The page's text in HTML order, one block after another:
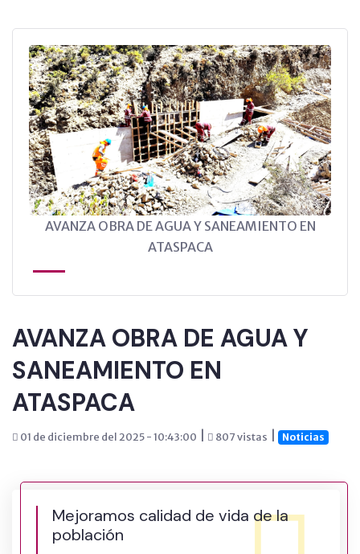
AVANZA OBRA DE AGUA Y SANEAMIENTO EN
ATASPACA
AVANZA OBRA DE AGUA Y
SANEAMIENTO EN
ATASPACA
01 de diciembre del 2025 - 10:43:00 807 vistas Noticias
Mejoramos calidad de vida de la
población